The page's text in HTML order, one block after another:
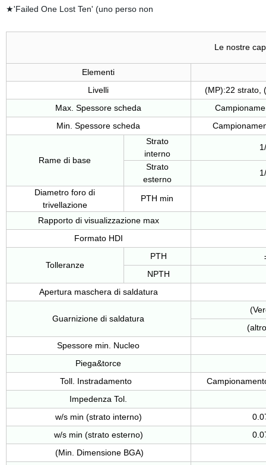
★'Failed One Lost Ten' (uno perso non
Le nostre
Elementi
Livelli
(MP):22 strato,
Max. Spessore scheda
Min. Spessore scheda
Rame di base
Strato
interno
Strato
esterno
Diametro foro di
trivellazione
PTH min
Rapporto di visualizzazione max
Formato HDI
Tolleranze
PTH
NPTH
Apertura maschera di saldatura
Guarnizione di saldatura
Spessore min. Nucleo
Piega&torce
Toll. Instradamento
Impedenza Tol.
w/s min (strato interno)
w/s min (strato esterno)
(Min. Dimensione BGA)